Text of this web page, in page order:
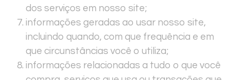
dos serviços em nosso site;
informações geradas ao usar nosso site,
incluindo quando, com que frequência e em
que circunstâncias você o utiliza;
informações relacionadas a tudo o que você